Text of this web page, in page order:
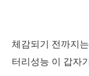
체감되기 전까지
터리성능 이 갑자